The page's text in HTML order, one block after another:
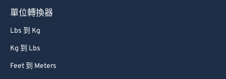
單位轉換器
Lbs 到 Kg
Kg 到 Lbs
Feet 到 Meters